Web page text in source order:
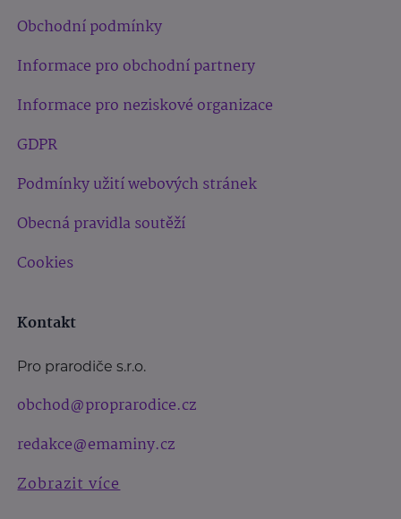
Obchodní podmínky
Informace pro obchodní partnery
Informace pro neziskové organizace
GDPR
Podmínky užití webových stránek
Obecná pravidla soutěží
Cookies
Kontakt
Pro prarodiče s.r.o.
obchod@proprarodice.cz
redakce@emaminy.cz
Zobrazit více